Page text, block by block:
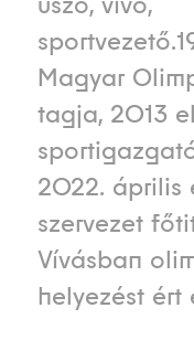
Magyar
tagja, 2013
2022. április
szervezet
Vívásban
helyezést ért